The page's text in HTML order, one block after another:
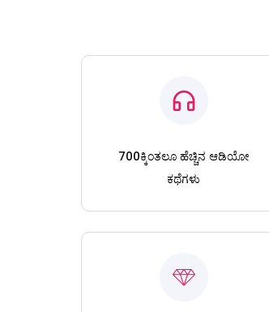
700ಕ್ಕಿಂತಲೂ ಹೆಚ್ಚಿನ ಆಡಿಯೋ
ಕಥೆಗಳು